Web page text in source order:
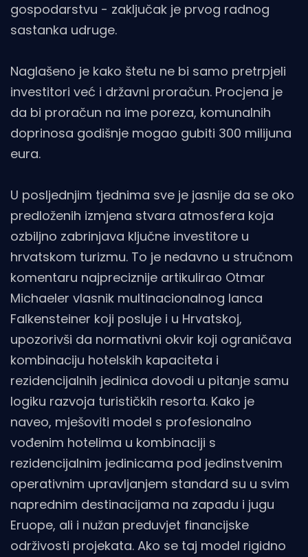
gospodarstvu - zaključak je prvog radnog
sastanka udruge.
Naglašeno je kako štetu ne bi samo pretrpjeli
investitori već i državni proračun. Procjena je
da bi proračun na ime poreza, komunalnih
doprinosa godišnje mogao gubiti 300 milijuna
eura.
U posljednjim tjednima sve je jasnije da se oko
predloženih izmjena stvara atmosfera koja
ozbiljno zabrinjava ključne investitore u
hrvatskom turizmu. To je nedavno u stručnom
komentaru najpreciznije artikulirao Otmar
Michaeler vlasnik multinacionalnog lanca
Falkensteiner koji posluje i u Hrvatskoj,
upozorivši da normativni okvir koji ograničava
kombinaciju hotelskih kapaciteta i
rezidencijalnih jedinica dovodi u pitanje samu
logiku razvoja turističkih resorta. Kako je
naveo, mješoviti model s profesionalno
vođenim hotelima u kombinaciji s
rezidencijalnim jedinicama pod jedinstvenim
operativnim upravljanjem standard su u svim
naprednim destinacijama na zapadu i jugu
Eruope, ali i nužan preduvjet financijske
održivosti projekata. Ako se taj model rigidno